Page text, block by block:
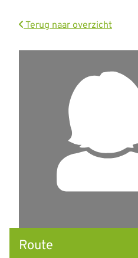
Terug naar overzicht
naar
Route